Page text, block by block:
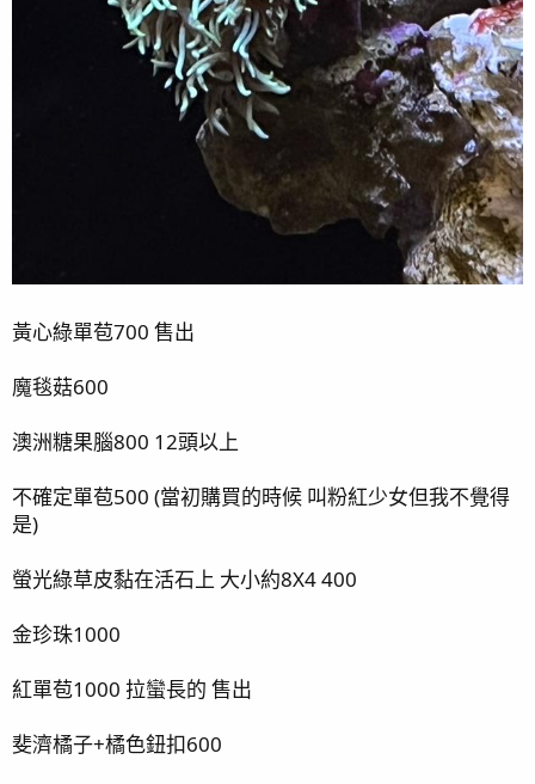
黃心綠單苞700 售出
魔毯菇600
澳洲糖果腦800 12頭以上
不確定單苞500 (當初購買的時候 叫粉紅少女但我不覺得
是)
螢光綠草皮黏在活石上 大小約8X4 400
金珍珠1000
紅單苞1000 拉蠻長的 售出
斐濟橘子+橘色鈕扣600